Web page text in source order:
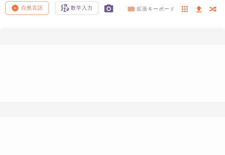
自然言語 数学入力 拡張キーボード